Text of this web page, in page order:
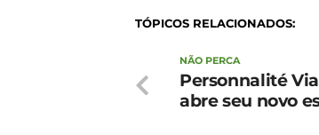
TÓPICOS RELACIONADOS:
NÃO PERCA
Personnalité
abre seu novo